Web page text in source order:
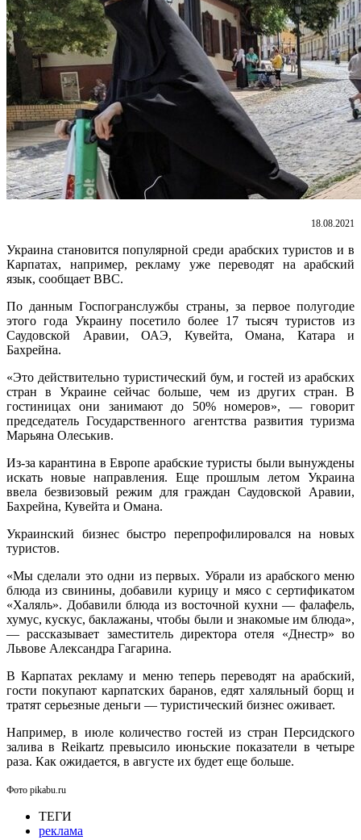
18.08.2021
Украина становится популярной среди арабских туристов и в
Карпатах, например, рекламу уже переводят на арабский
язык, сообщает ВВС.
По данным Госпогранслужбы страны, за первое полугодие
этого года Украину посетило более 17 тысяч туристов из
Саудовской Аравии, ОАЭ, Кувейта, Омана, Катара и
Бахрейна.
«Это действительно туристический бум, и гостей из арабских
стран в Украине сейчас больше, чем из других стран. В
гостиницах они занимают до 50% номеров», — говорит
председатель Государственного агентства развития туризма
Марьяна Олеськив.
Из-за карантина в Европе арабские туристы были вынуждены
искать новые направления. Еще прошлым летом Украина
ввела безвизовый режим для граждан Саудовской Аравии,
Бахрейна, Кувейта и Омана.
Украинский бизнес быстро перепрофилировался на новых
туристов.
«Мы сделали это одни из первых. Убрали из арабского меню
блюда из свинины, добавили курицу и мясо с сертификатом
«Халяль». Добавили блюда из восточной кухни — фалафель,
хумус, кускус, баклажаны, чтобы были и знакомые им блюда»,
— рассказывает заместитель директора отеля «Днестр» во
Львове Александра Гагарина.
В Карпатах рекламу и меню теперь переводят на арабский,
гости покупают карпатских баранов, едят халяльный борщ и
тратят серьезные деньги — туристический бизнес оживает.
Например, в июле количество гостей из стран Персидского
залива в Reikartz превысило июньские показатели в четыре
раза. Как ожидается, в августе их будет еще больше.
Фото pikabu.ru
ТЕГИ
реклама